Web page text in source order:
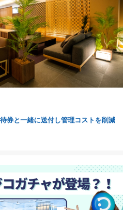
券と一緒に送付し管理コストを削減